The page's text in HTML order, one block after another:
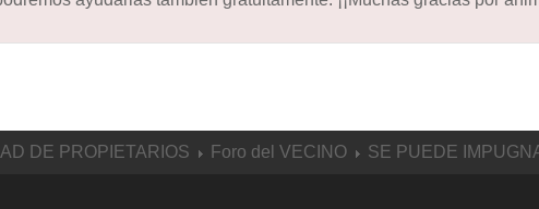
DE PROPIETARIOS Foro del VECINO SE PUEDE